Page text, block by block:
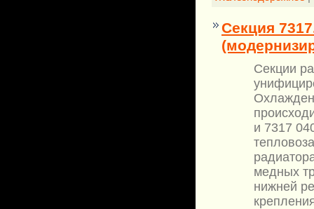
Секция
Секции
и 7317
медных
нижней